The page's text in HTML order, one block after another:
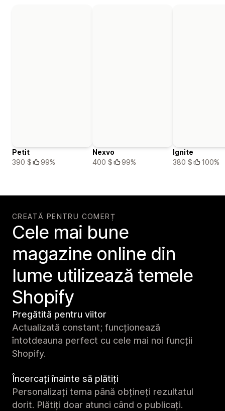
Petit
390 $
99%
Nexvo
400 $
99%
Ignite
380 $
100%
CREATĂ PENTRU COMERȚ
Cele mai bune
magazine online din
lume utilizează temele
Shopify
Pregătită pentru viitor
Actualizată constant; funcționează
întotdeauna perfect cu cele mai noi funcții
Shopify.
Încercați înainte să plătiți
Personalizați tema până obțineți rezultatul
dorit. Plătiți doar atunci când o publicați.